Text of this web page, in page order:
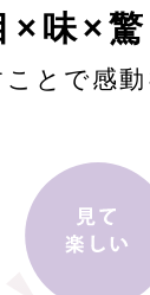
×味×驚
とで感